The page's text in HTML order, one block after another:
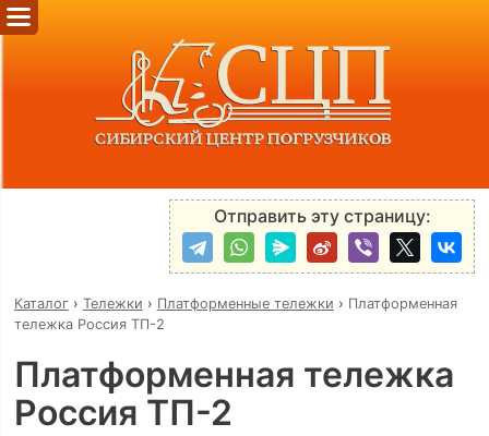
Отправить эту страницу:
Каталог› Тележки › Платформенные тележки › Платформенная
тележка Россия ТП-2
Платформенная тележка
Россия ТП-2